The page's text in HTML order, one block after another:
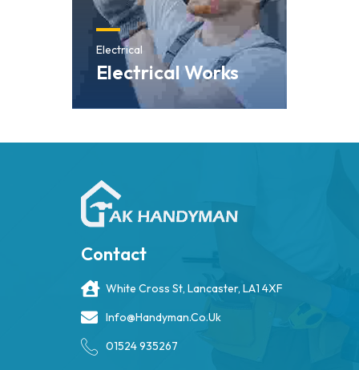
Electrical
Electrical Works
Contact
White Cross St, Lancaster, LA1 4XF
Info@handyman.co.uk
01524 935267